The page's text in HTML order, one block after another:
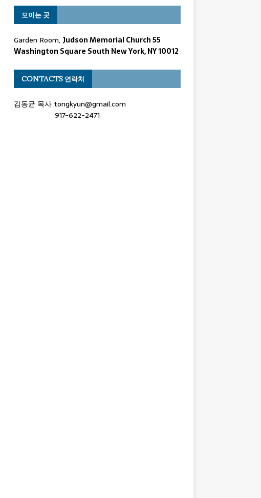
모이는 곳
Garden Room, Judson Memorial Church 55
Washington Square South New York, NY 10012
CONTACTS 연락처
김동균 목사 tongkyun@gmail.com
917-622-2471